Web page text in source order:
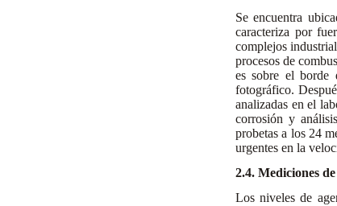
Se encuentra
caracteriza por
complejos
procesos de
es sobre el borde
fotográfico.
analizadas en el
corrosión y
probetas a los 24
urgentes en la
2.4. Mediciones
Los niveles de